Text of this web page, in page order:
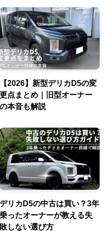
【2026】新型デリカD5の変
更点まとめ｜旧型オーナー
の本音も解説
デリカD5の中古は買い？3年
乗ったオーナーが教える失
敗しない選び方